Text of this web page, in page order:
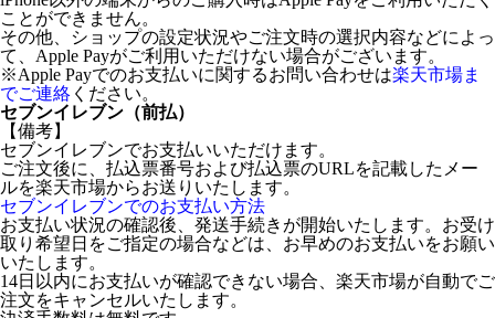
ことができません。
その他、ショップの設定状況やご注文時の選択内容などによっ
て、Apple Payがご利用いただけない場合がございます。
※Apple Payでのお支払いに関するお問い合わせは楽天市場ま
でご連絡 ください。
セブンイレブン（前払）
【備考】
セブンイレブンでお支払いいただけます。
ご注文後に、払込票番号および払込票のURLを記載したメー
ルを楽天市場からお送りいたします。
セブンイレブンでのお支払い方法
お支払い状況の確認後、発送手続きが開始いたします。お受け
取り希望日をご指定の場合などは、お早めのお支払いをお願い
いたします。
14日以内にお支払いが確認できない場合、楽天市場が自動でご
注文をキャンセルいたします。